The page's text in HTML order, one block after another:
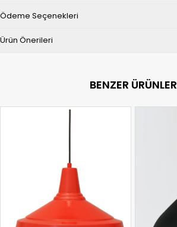
Ödeme Seçenekleri
Ürün Önerileri
BENZER ÜRÜNLER